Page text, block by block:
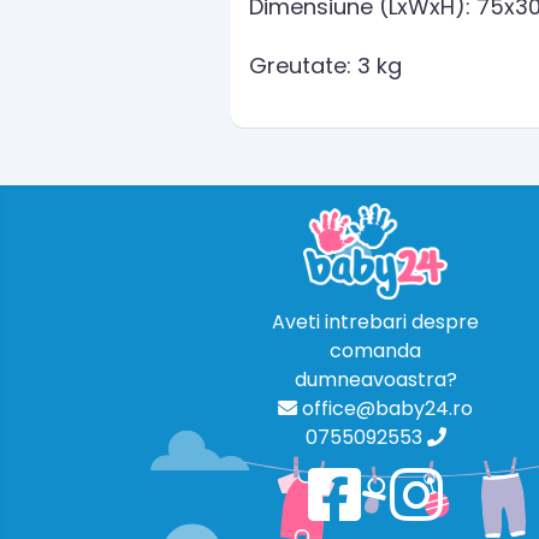
Dimensiune (LxWxH):
Greutate: 3 kg
Aveti intrebari despre
comanda
dumneavoastra?
office@baby24.ro
0755092553